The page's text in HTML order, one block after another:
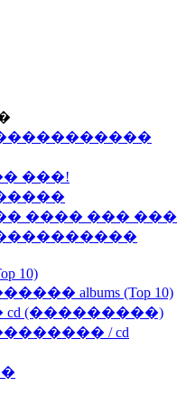
���!
���� ���
10)
albums (Top 10)
(���������)
/ cd